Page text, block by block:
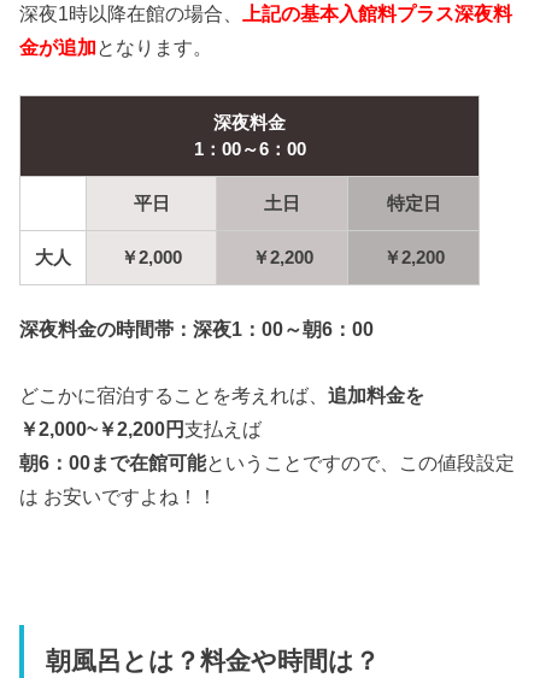
深夜1時以降在館の場合、
上記の基本入館料プラス深夜料
金が追加となります。
深夜料金
1：00～6：00
平日 土日 特定日
大人 ￥2,000 ￥2,200 ￥2,200
深夜料金の時間帯：深夜1：00～朝6：00
どこかに宿泊することを考えれば、追加料金を
￥2,000~￥2,200円支払えば
朝6：00まで在館可能ということですので、この値段設定
は お安いですよね！！
朝風呂とは？料金や時間は？